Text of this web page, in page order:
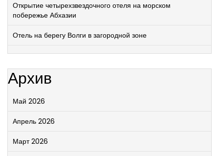
Открытие четырехзвездочного отеля на морском
побережье Абхазии
Отель на берегу Волги в загородной зоне
Архив
Май 2026
Апрель 2026
Март 2026